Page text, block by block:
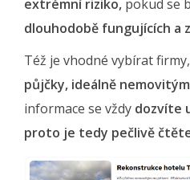
extrémní riziko, pokud se
dlouhodobě fungujících a
Též je vhodné vybírat
půjčky, ideálně
informace se vždy dozvíte
proto je tedy pečlivě